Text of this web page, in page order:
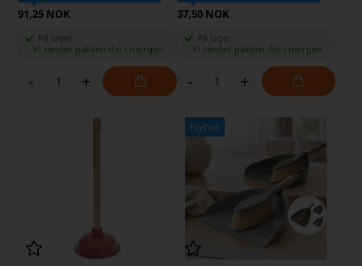
91,25 NOK
På lager
-Vi sender pakken din i morgen
- +
37,50 NOK
På lager
Vi sender pakken din i morgen
- +
Nyhet